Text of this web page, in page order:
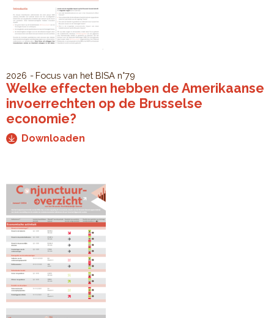
2026 Focus van het BISA n°79
Welke effecten hebben de Amerikaanse
invoerrechten op de Brusselse
economie?
Downloaden